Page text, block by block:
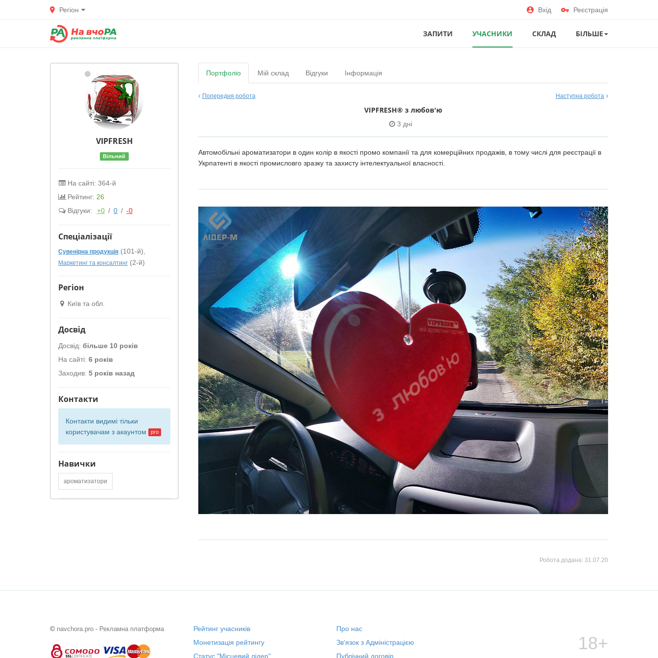
Регіон Вхід Реєстрація
ЗАПИТИ УЧАСНИКИ СКЛАД БІЛЬШЕ
VIPFRESH
Вільний
На сайті: 364-й
Рейтинг: 26
Відгуки:
+0 / 0 / -0
Спеціалізації
Сувенірна продукція (101-й),
Маркетинг та консалтинг (2-й)
Регіон
Київ та обл.
Досвід
Досвід: більше 10 років
На сайті: 6 років
Заходив: 5 років назад
Контакти
Контакти видимі тільки
користувачам з акаунтом pro
Навички
ароматизатори
Портфоліо Мій склад Відгуки Інформація
Попередня робота Наступна робота
VIPFRESH® з любов'ю
3 дні
Автомобільні ароматизатори в один колір в якості промо компанії та для комерційних продажів, в тому числі для реєстрації в
Укрпатенті в якості промисловго зразку та захисту інтелектуальної власності.
Робота додана: 31.07.20
© navchora.pro - Рекламна платформа
Рейтинг учасників
Монетизація рейтингу
Статус "Місцевий лідер"
Про нас
Зв'язок з Адміністрацією
Публічний договір
18+